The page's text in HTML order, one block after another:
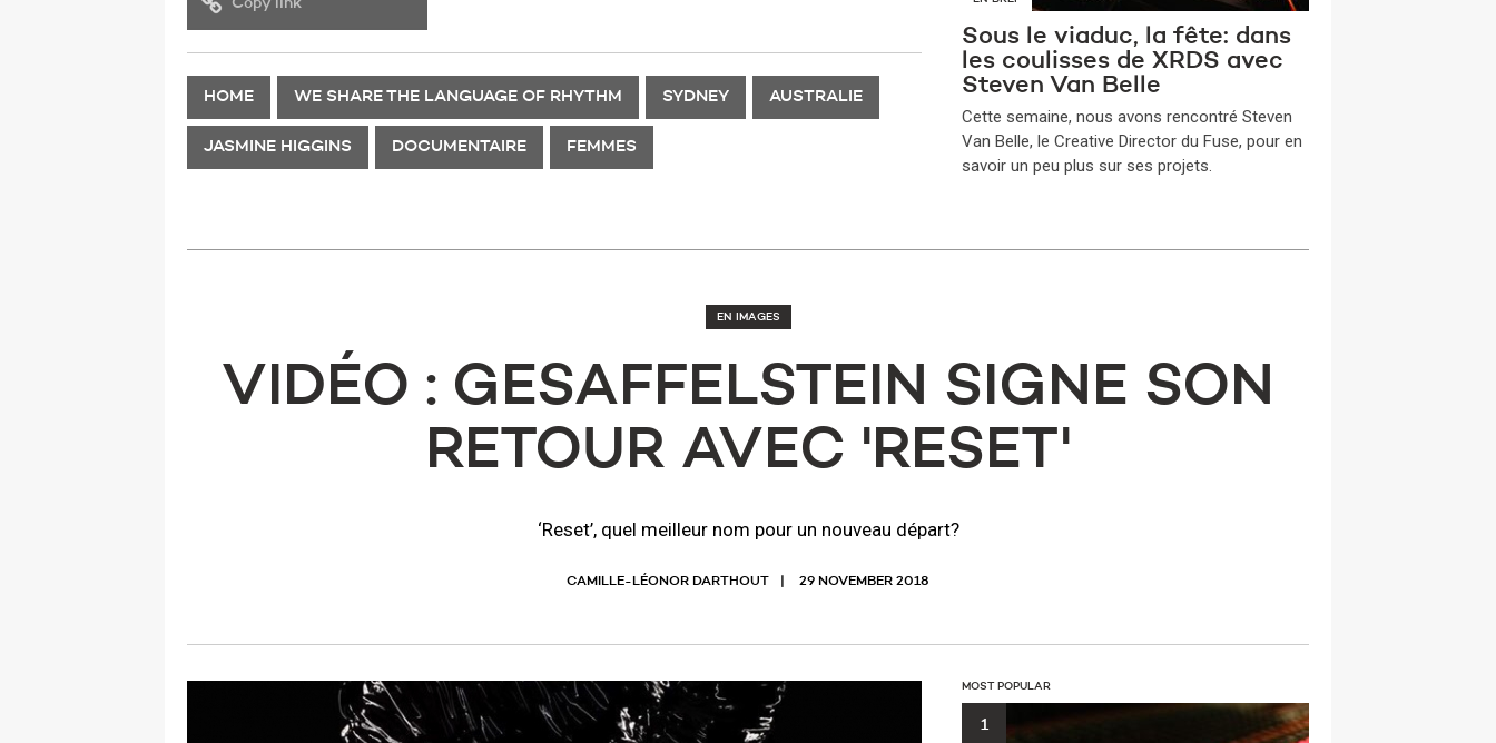
Copy link
HOME WE SHARE THE LANGUAGE OF RHYTHM SYDNEY AUSTRALIE
JASMINE HIGGINS DOCUMENTAIRE FEMMES
Sous le viaduc, la fête: dans
les coulisses de XRDS avec
Steven Van Belle
​Cette semaine, nous avons rencontré Steven
Van Belle, le Creative Director du Fuse, pour en
savoir un peu plus sur ses projets.
EN IMAGES
VIDÉO : GESAFFELSTEIN SIGNE SON
RETOUR AVEC 'RESET'
‘Reset’, quel meilleur nom pour un nouveau départ?
CAMILLE-LÉONOR DARTHOUT 29 NOVEMBER 2018
MOST POPULAR
1